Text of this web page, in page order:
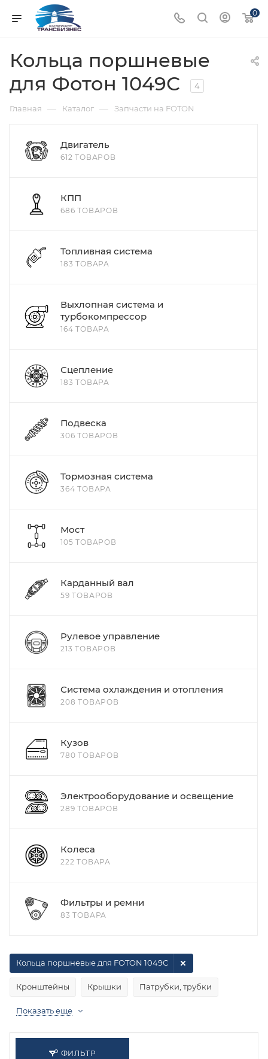
0
Кольца поршневые
для Фотон 1049С
4
Главная — Каталог — Запчасти на FOTON
Двигатель
612 ТОВАРОВ
КПП
686 ТОВАРОВ
Топливная система
183 ТОВАРА
Выхлопная система и
турбокомпрессор
164 ТОВАРА
Сцепление
183 ТОВАРА
Подвеска
306 ТОВАРОВ
Тормозная система
364 ТОВАРА
Мост
105 ТОВАРОВ
Карданный вал
59 ТОВАРОВ
Рулевое управление
213 ТОВАРОВ
Система охлаждения и отопления
208 ТОВАРОВ
Кузов
780 ТОВАРОВ
Электрооборудование и освещение
289 ТОВАРОВ
Колеса
222 ТОВАРА
Фильтры и ремни
83 ТОВАРА
Кронштейны Крышки Патрубки, трубки
Кольца поршневые для FOTON 1049C
Показать еще
ФИЛЬТР